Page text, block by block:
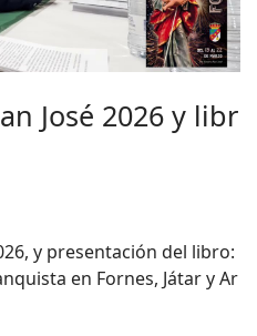
José 2026 y libr
y presentación del libro:
en Fornes, Játar y Ar